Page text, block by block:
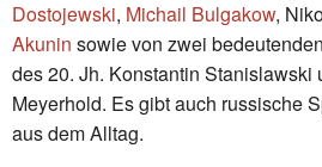
Dostojewski, Michail Bulgakow,
Akunin sowie von zwei
des 20. Jh. Konstantin Stanislawski
Meyerhold. Es gibt auch russische
aus dem Alltag.